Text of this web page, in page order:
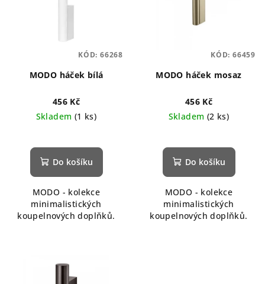
MODO háček bílá
456 Kč
Skladem (1 ks)
Do košíku
MODO - kolekce
minimalistických
koupelnových doplňků.
KÓD: 66268
MODO háček mosaz
456 Kč
Skladem (2 ks)
Do košíku
MODO - kolekce
minimalistických
koupelnových doplňků.
KÓD: 66459